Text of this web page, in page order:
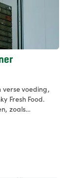
voeding,
Fresh Food.
zoals
aan een